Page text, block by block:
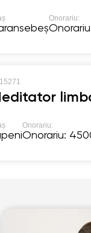
Onorariu:
15271
Onorariu:
Onorariu: